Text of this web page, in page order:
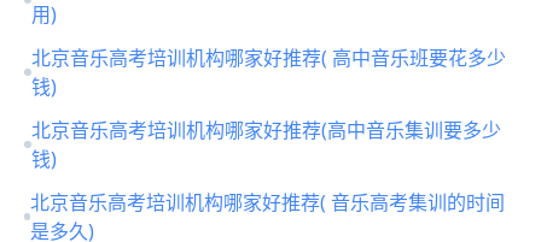
用)
北京音乐高考培训机构哪家好推荐( 高中音乐班要花多少
钱)
北京音乐高考培训机构哪家好推荐(高中音乐集训要多少
钱)
北京音乐高考培训机构哪家好推荐( 音乐高考集训的时间
是多久)